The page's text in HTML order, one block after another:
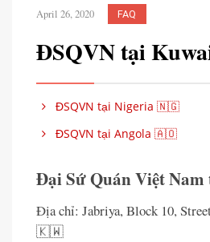
April 26, 2020 FAQ
ĐSQVN tại
ĐSQVN tại Nigeria 🇳🇬
ĐSQVN tại Angola 🇦🇴
Đại Sứ Quán Việt
Địa chỉ: Jabriya, Block 10,
🇰🇼